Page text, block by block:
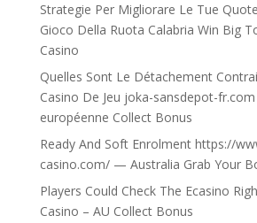
Strategie Per Migliorare Le Tue
Gioco Della Ruota Calabria Win Big
Casino
Quelles Sont Le Détachement
Casino De Jeu joka-sansdepot-
européenne Collect Bonus
Ready And Soft Enrolment https://
casino.com/ — Australia Grab Your
Players Could Check The Ecasino
Casino – AU Collect Bonus